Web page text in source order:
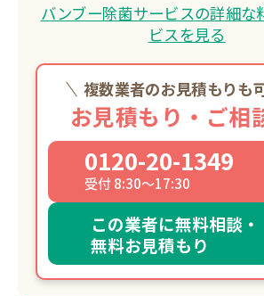
バンブー除菌サービスの詳細な
ビスを見る
複数業者のお見積もりも
お見積もり・ご相
0120-20-1349
受付 8:30～17:30
この業者に無料相談・
無料お見積もり